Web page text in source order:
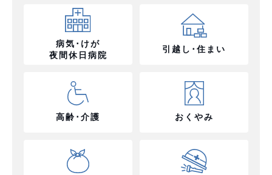
病気･けが
夜間休日病院
引越し･住まい
高齢･介護 おくやみ